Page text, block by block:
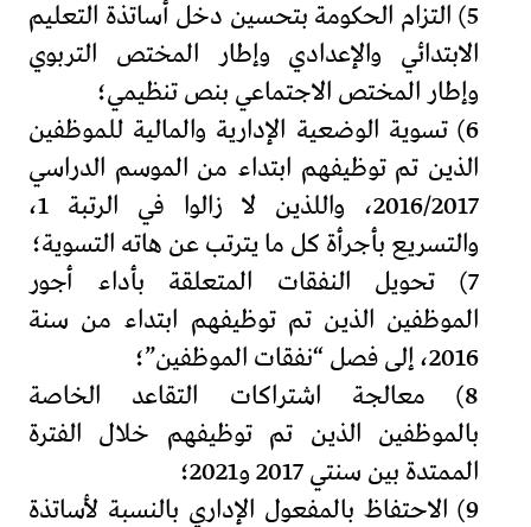
5) التزام الحكومة بتحسين دخل أساتذة التعليم
الابتدائي والإعدادي وإطار المختص التربوي
وإطار المختص الاجتماعي بنص تنظيمي؛
6) تسوية الوضعية الإدارية والمالية للموظفين
الذين تم توظيفهم ابتداء من الموسم الدراسي
2016/2017، واللذين لا زالوا في الرتبة 1،
والتسريع بأجرأة كل ما يترتب عن هاته التسوية؛
7) تحويل النفقات المتعلقة بأداء أجور
الموظفين الذين تم توظيفهم ابتداء من سنة
2016، إلى فصل “نفقات الموظفين”؛
8) معالجة اشتراكات التقاعد الخاصة
بالموظفين الذين تم توظيفهم خلال الفترة
الممتدة بين سنتي 2017 و2021؛
9) الاحتفاظ بالمفعول الإداري بالنسبة لأساتذة